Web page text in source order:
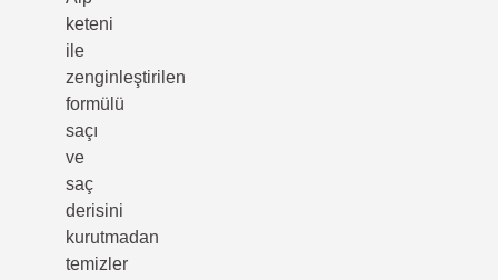
keteni
ile
zenginleştirilen
formülü
saçı
ve
saç
derisini
kurutmadan
temizler